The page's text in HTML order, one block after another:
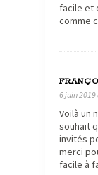
facile et
comme
6 juin 2019
Voilà un
souhait
invités
merci
facile à